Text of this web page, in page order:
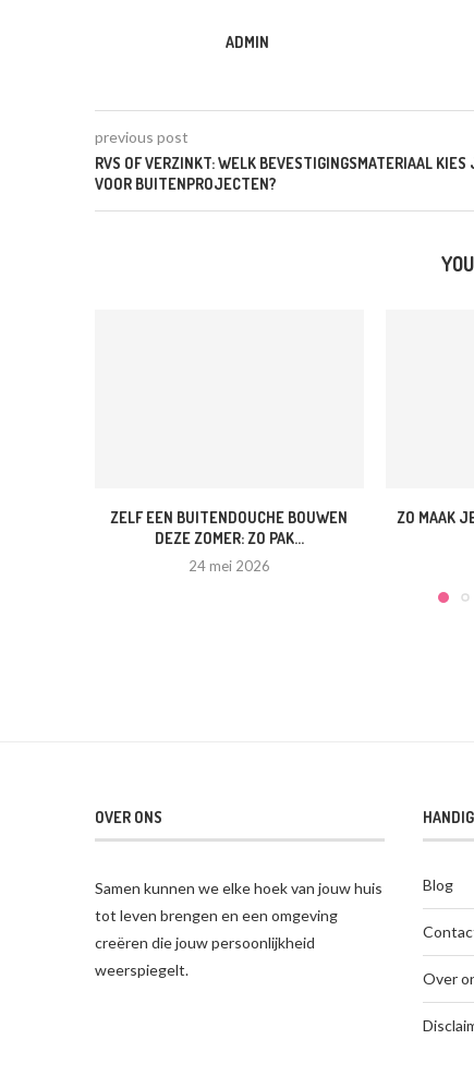
ADMIN
previous post
RVS OF VERZINKT: WELK BEVESTIGINGSMATERIAAL KIES
VOOR BUITENPROJECTEN?
ZELF EEN BUITENDOUCHE BOUWEN
DEZE ZOMER: ZO PAK...
24 mei 2026
ZO MAAK
OVER ONS
Samen kunnen we elke hoek van jouw huis
tot leven brengen en een omgeving
creëren die jouw persoonlijkheid
weerspiegelt.
Blog
Over